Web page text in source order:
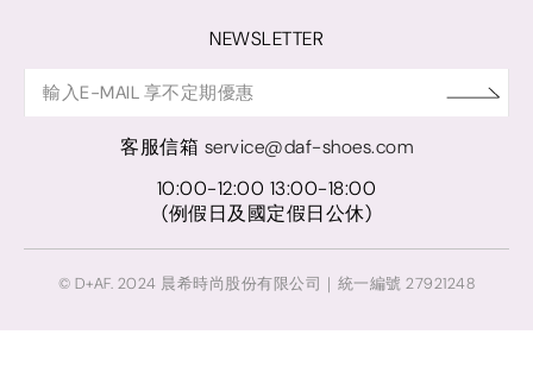
NEWSLETTER
客服信箱 service@daf-shoes.com
10:00-12:00 13:00-18:00
(例假日及國定假日公休)
© D+AF. 2024 晨希時尚股份有限公司｜統一編號 27921248